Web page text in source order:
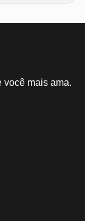
você mais ama.